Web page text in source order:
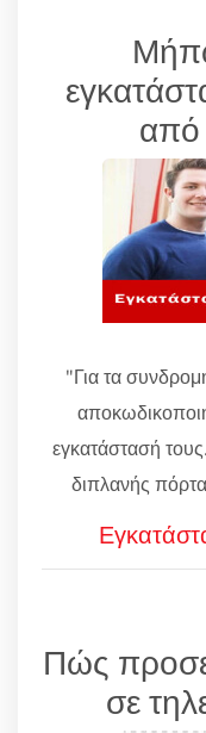
από
"Για τα
εγκατάστασή
διπλανής
Πώς
σε